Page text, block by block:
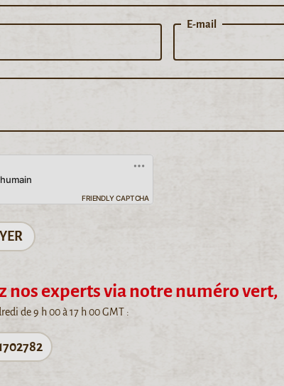
E-mail
FRIENDLY CAPTCHA
nos experts via notre numéro vert,
de 9 h 00 à 17 h 00 GMT :